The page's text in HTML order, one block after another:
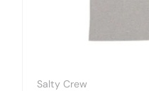
Salty Crew